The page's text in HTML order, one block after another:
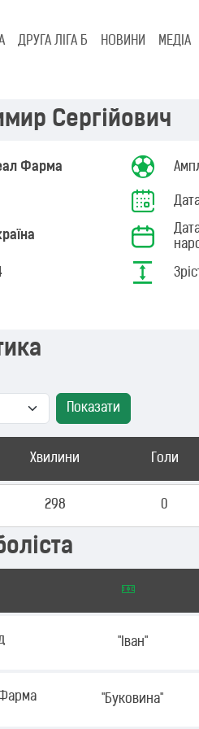
ДРУГА ЛІГА Б НОВИНИ МЕДІА
Сергійович
Фарма
Показати
Хвилини Голи
298 0
"Іван"
"Буковина"